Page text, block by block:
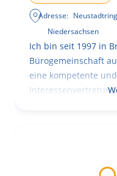
Adresse:
Niedersachsen
Ich bin seit 1997 in
Bürogemeinschaft
eine kompetente
Interessenvertretung,